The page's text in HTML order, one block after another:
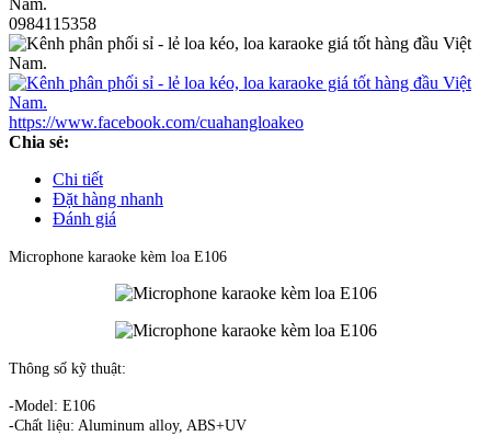
0984115358
https://www.facebook.com/cuahangloakeo
Chia sẻ:
Chi tiết
Đặt hàng nhanh
Đánh giá
Microphone karaoke kèm loa E106
Thông số kỹ thuật:
-Model: E106
-Chất liệu: Aluminum alloy, ABS+UV